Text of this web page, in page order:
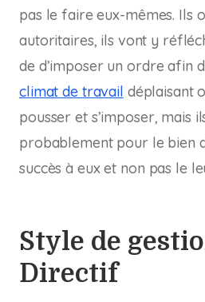
pas le faire eux-mêmes. Ils
autoritaires, ils vont y
de d’imposer un ordre afin
climat de travail déplaisant
pousser et s’imposer, mais
probablement pour le bien
succès à eux et non pas le
Style de
Directif